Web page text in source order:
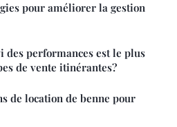
pour améliorer la gestion
des performances est le plus
de vente itinérantes?
de location de benne pour